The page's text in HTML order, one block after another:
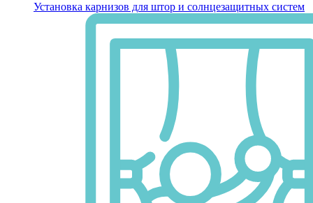
Установка карнизов для штор и солнцезащитных систем